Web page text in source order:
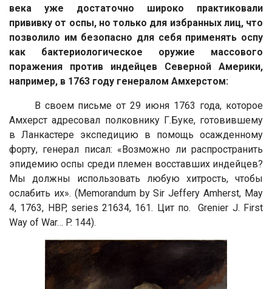
века уже достаточно широко практиковали
прививку от оспы, но только для избранных лиц, что
позволило им безопасно для себя применять оспу
как бактериологическое оружие массового
поражения против индейцев Северной Америки,
например, в 1763 году генералом Амхерстом:
В своем письме от 29 июня 1763 года, которое
Амхерст адресовал полковнику Г.Буке, готовившему
в Ланкастере экспедицию в помощь осажденному
форту, генерал писал: «Возможно ли распространить
эпидемию оспы среди племен восставших индейцев?
Мы должны использовать любую хитрость, чтобы
ослабить их». (Memorandum by Sir Jeffery Amherst, May
4, 1763, HBP, series 21634, 161. Цит по. Grenier J. First
Way of War… P. 144).